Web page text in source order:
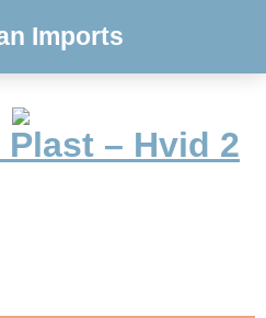
Imports
– Hvid 2